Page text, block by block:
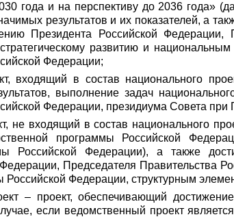
года и на перспективу до 2036 года»
результатов и их показателей, а
Президента Российской Федерации,
развитию и
Федерации;
входящий в состав национального
выполнение задач
Федерации, президиума Совета при
не входящий в состав национального
программы Российской
Российской Федерации), а также
Председателя Правительства
Российской Федерации, структурным
– проект, обеспечивающий
если ведомственный проект